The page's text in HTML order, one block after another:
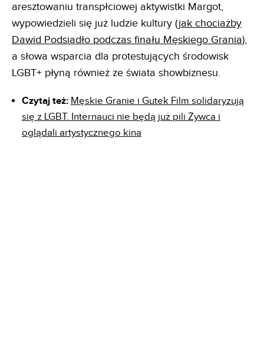
aresztowaniu transpłciowej aktywistki Margot,
wypowiedzieli się już ludzie kultury (jak chociażby
Dawid Podsiadło podczas finału Męskiego Grania),
a słowa wsparcia dla protestujących środowisk
LGBT+ płyną również ze świata showbiznesu.
Czytaj też: Męskie Granie i Gutek Film solidaryzują
się z LGBT. Internauci nie będą już pili Żywca i
oglądali artystycznego kina